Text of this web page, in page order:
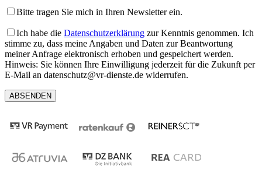
Bitte tragen Sie mich in Ihren Newsletter ein.
Ich habe die Datenschutzerklärung zur Kenntnis genommen. Ich
stimme zu, dass meine Angaben und Daten zur Beantwortung
meiner Anfrage elektronisch erhoben und gespeichert werden.
Hinweis: Sie können Ihre Einwilligung jederzeit für die Zukunft per
E-Mail an datenschutz@vr-dienste.de widerrufen.